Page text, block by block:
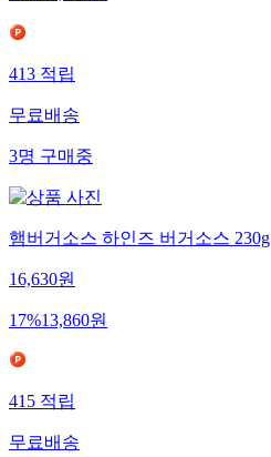
413적립
무료배송
3명구매중
햄버거소스 하인즈 버거소스 230g
16,630원
17%13,860원
415적립
무료배송